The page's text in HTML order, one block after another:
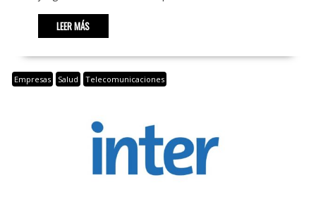
LEER MÁS
Empresas Salud Telecomunicaciones